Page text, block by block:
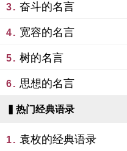
3. 奋斗的名言
4. 宽容的名言
5. 树的名言
6. 思想的名言
▍热门经典语录
1. 袁枚的经典语录